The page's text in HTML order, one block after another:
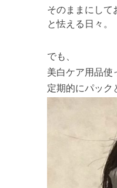
そのままにして
と怯える日々。
でも、
美白ケア用品使
定期的にパック